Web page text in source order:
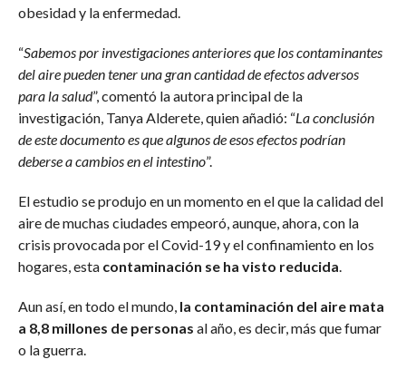
obesidad y la enfermedad.
“Sabemos por investigaciones anteriores que los contaminantes
del aire pueden tener una gran cantidad de efectos adversos
para la salud”, comentó la autora principal de la
investigación, Tanya Alderete, quien añadió: “La conclusión
de este documento es que algunos de esos efectos podrían
deberse a cambios en el intestino”.
El estudio se produjo en un momento en el que la calidad del
aire de muchas ciudades empeoró, aunque, ahora, con la
crisis provocada por el Covid-19 y el confinamiento en los
hogares, esta contaminación se ha visto reducida
Aun así, en todo el mundo, la contaminación del aire mata
a 8,8 millones de personas al año, es decir, más que fumar
o la guerra.